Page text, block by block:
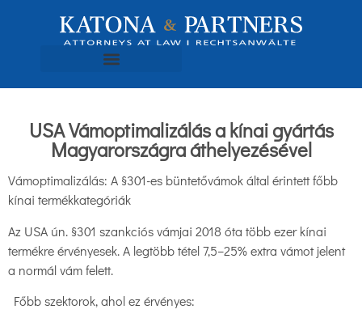
USA Vámoptimalizálás a kínai gyártás
Magyarországra áthelyezésével
Vámoptimalizálás: A §301-es büntetővámok által érintett főbb
kínai termékkategóriák
Az USA ún. §301 szankciós vámjai 2018 óta több ezer kínai
termékre érvényesek. A legtöbb tétel 7,5–25% extra vámot jelent
a normál vám felett.
Főbb szektorok, ahol ez érvényes: